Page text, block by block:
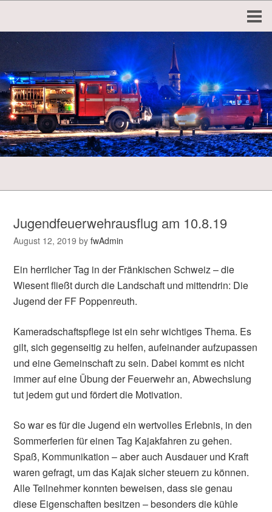
Jugendfeuerwehrausflug am 10.8.19
August 12, 2019 byfwAdmin
Ein herrlicher Tag in der Fränkischen Schweiz – die
Wiesent fließt durch die Landschaft und mittendrin: Die
Jugend der FF Poppenreuth.
Kameradschaftspflege ist ein sehr wichtiges Thema. Es
gilt, sich gegenseitig zu helfen, aufeinander aufzupassen
und eine Gemeinschaft zu sein. Dabei kommt es nicht
immer auf eine Übung der Feuerwehr an, Abwechslung
tut jedem gut und fördert die Motivation.
So war es für die Jugend ein wertvolles Erlebnis, in den
Sommerferien für einen Tag Kajakfahren zu gehen.
Spaß, Kommunikation – aber auch Ausdauer und Kraft
waren gefragt, um das Kajak sicher steuern zu können.
Alle Teilnehmer konnten beweisen, dass sie genau
diese Eigenschaften besitzen – besonders die kühle